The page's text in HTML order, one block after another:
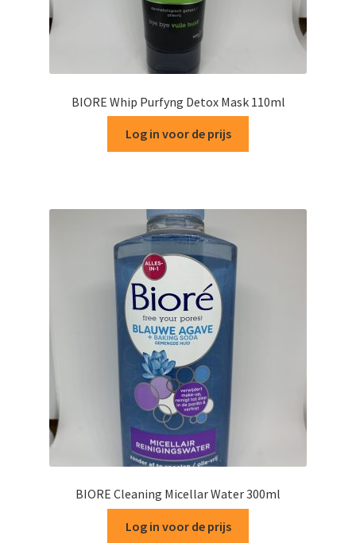
BIORE Whip Purfyng Detox Mask 110ml
Log in voor de prijs
BIORE Cleaning Micellar Water 300ml
Log in voor de prijs